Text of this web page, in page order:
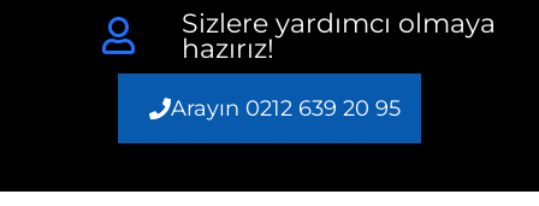
Sizlere yardımcı olmaya
hazırız!
Arayın 0212 639 20 95